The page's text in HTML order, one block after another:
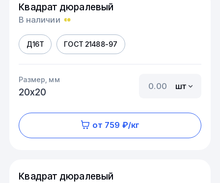
Квадрат дюралевый
В наличии
Д16Т ГОСТ 21488-97
Размер, мм
20х20
шт
от 759 ₽/кг
Квадрат дюралевый